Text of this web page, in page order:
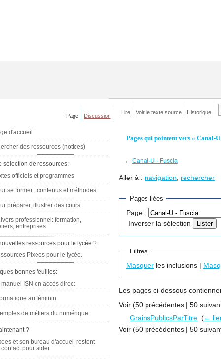
Pages qui pointent vers « Canal-
← Canal-U - Fuscia
Aller à : navigation, rechercher
Pages liées
Page :
Inverser la sélection
Filtres
Masquer les inclusions |
Les pages ci-dessous
Voir (50 précédentes | 50
GrainsPublicsParTitre (←
Voir (50 précédentes | 50
Page Discussion
Lire Voir le texte source Historique
d'accueil
des ressources (notices)
sélection de ressources:
officiels et programmes
se former : contenus et méthodes
préparer, illustrer des cours
professionnel: formation,
entreprises
ressources pour le lycée ?
Pixees pour le lycée.
bonnes feuilles:
manuel ISN en accès direct
au féminin
de métiers du numérique
?
et son bureau d'accueil restent
contact pour aider